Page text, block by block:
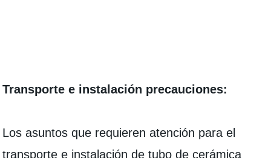
Transporte e instalación precauciones:
Los asuntos que requieren atención para el
transporte e instalación de tubo de cerámica